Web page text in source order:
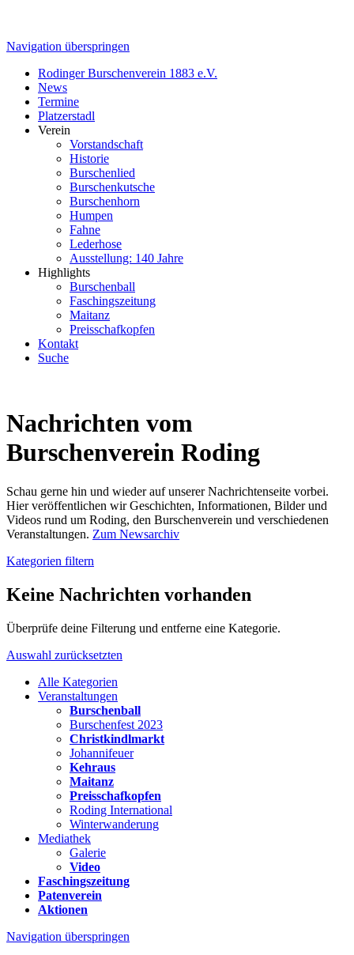
Navigation überspringen
Rodinger Burschenverein 1883 e.V.
News
Termine
Platzerstadl
Verein
Vorstandschaft
Historie
Burschenlied
Burschenkutsche
Burschenhorn
Humpen
Fahne
Lederhose
Ausstellung: 140 Jahre
Highlights
Burschenball
Faschingszeitung
Maitanz
Preisschafkopfen
Kontakt
Suche
Nachrichten vom
Burschenverein Roding
Schau gerne hin und wieder auf unserer Nachrichtenseite vorbei.
Hier veröffentlichen wir Geschichten, Informationen, Bilder und
Videos rund um Roding, den Burschenverein und verschiedenen
Veranstaltungen. Zum Newsarchiv
Kategorien filtern
Keine Nachrichten vorhanden
Überprüfe deine Filterung und entferne eine Kategorie.
Auswahl zurücksetzten
Alle Kategorien
Veranstaltungen
Burschenball
Burschenfest 2023
Christkindlmarkt
Johannifeuer
Kehraus
Maitanz
Preisschafkopfen
Roding International
Winterwanderung
Mediathek
Galerie
Video
Faschingszeitung
Patenverein
Aktionen
Navigation überspringen